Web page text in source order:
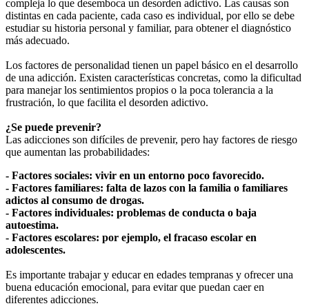
compleja lo que desemboca un desorden adictivo. Las causas son
distintas en cada paciente, cada caso es individual, por ello se debe
estudiar su historia personal y familiar, para obtener el diagnóstico
más adecuado.
Los factores de personalidad tienen un papel básico en el desarrollo
de una adicción. Existen características concretas, como la dificultad
para manejar los sentimientos propios o la poca tolerancia a la
frustración, lo que facilita el desorden adictivo.
¿Se puede prevenir?
Las adicciones son difíciles de prevenir, pero hay factores de riesgo
que aumentan las probabilidades:
- Factores sociales: vivir en un entorno poco favorecido.
- Factores familiares: falta de lazos con la familia o familiares
adictos al consumo de drogas.
- Factores individuales: problemas de conducta o baja
autoestima.
- Factores escolares: por ejemplo, el fracaso escolar en
adolescentes.
Es importante trabajar y educar en edades tempranas y ofrecer una
buena educación emocional, para evitar que puedan caer en
diferentes adicciones.